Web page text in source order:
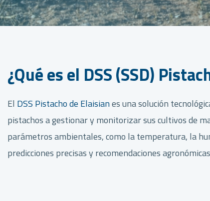
¿Qué es el DSS (SSD)
El DSS Pistacho de Elaisianes una solución
pistachos a gestionar y monitorizar sus cultivos de
parámetros ambientales, como la temperatura, la
predicciones precisas y recomendaciones